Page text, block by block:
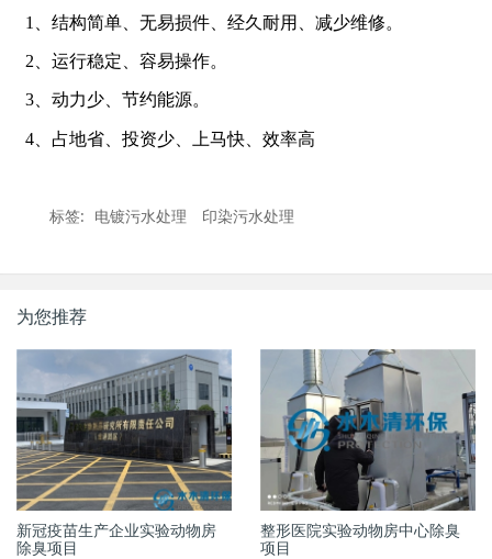
1、结构简单、无易损件、经久耐用、减少维修。
2、运行稳定、容易操作。
3、动力少、节约能源。
4、占地省、投资少、上马快、效率高
标签: 电镀污水处理 印染污水处理
为您推荐
新冠疫苗生产企业实验动物房
除臭项目
整形医院实验动物房中心除臭
项目